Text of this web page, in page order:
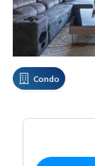
Condo